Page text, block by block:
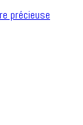
précieuse